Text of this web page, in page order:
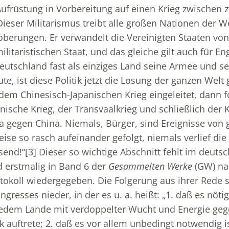
in Vorbereitung auf einen Krieg zwischen
Militarismus treibt alle großen Nationen der
Er verwandelt die Vereinigten Staaten
Staat, und das gleiche gilt auch für
fast als einziges Land seine Armee und
ist diese Politik jetzt die Losung der ganzen Welt
Chinesisch-Japanischen Krieg eingeleitet, dann
Krieg, der Transvaalkrieg und schließlich der
gegen China. Niemals, Bürger, sind Ereignisse von
so rasch aufeinander gefolgt, niemals verlief
[3] Dieser so wichtige Abschnitt fehlt im
erstmalig in Band 6 der Gesammelten Werke (GW)
wiedergegeben. Die Folgerung aus ihrer Rede
nieder, in der es u. a. heißt: „1. daß es
Lande mit verdoppelter Wucht und Energie
auftrete; 2. daß es vor allem unbedingt notwendig